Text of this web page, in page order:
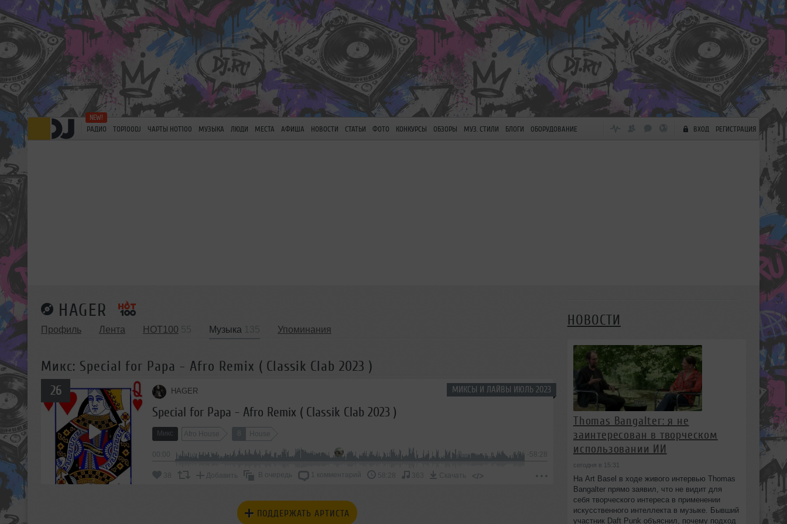
РАДИО TOP100DJ ЧАРТЫ HOT100 МУЗЫКА ЛЮДИ МЕСТА АФИША НОВОСТИ СТАТЬИ ФОТО КОНКУРСЫ ОБЗОРЫ МУЗ. СТИЛИ БЛОГИ ОБОРУДОВАНИЕ ВХОД РЕГИСТРАЦИЯ
HAGER
Профиль Лента HOT100 Музыка Упоминания
Микс: Special for Papa - Afro Remix ( Classik Clab 2023 )
МИКСЫ И ЛАЙВЫ ИЮЛЬ 2023
26 HAGER
Special for Papa - Afro Remix ( Classik Clab 2023 )
Микс Afro House House
-58:28
38 Добавить В очередь 1 комментарий 58:28 363 Скачать </>
ПОДДЕРЖАТЬ АРТИСТА
НОВОСТИ
Thomas Bangalter: я не
заинтересован в творческом
использовании ИИ
сегодня в 15:31
На Art Basel в ходе живого интервью Thomas
Bangalter прямо заявил, что не видит для
себя творческого интереса в применении
искусственного интеллекта в музыке. Бывший
участник Daft Punk объяснил, почему подход